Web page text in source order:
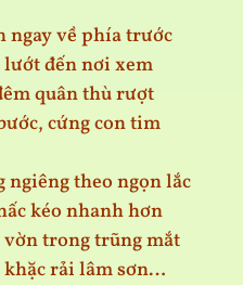
ngay về phía trước
lướt đến nơi xem
quân thù rượt
cứng con tim
theo ngọn lắc
kéo nhanh hơn
trong trũng mắt
khặc rải lâm sơn…